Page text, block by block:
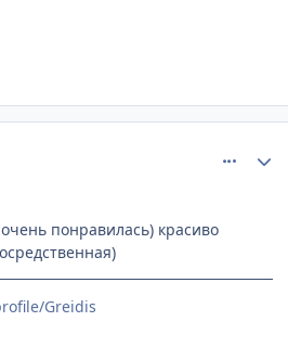
понравилась) красиво
Greidis